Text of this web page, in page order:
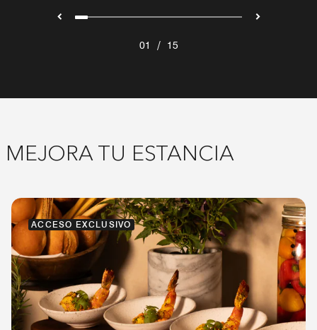
01 / 15
MEJORA TU ESTANCIA
ACCESO EXCLUSIVO